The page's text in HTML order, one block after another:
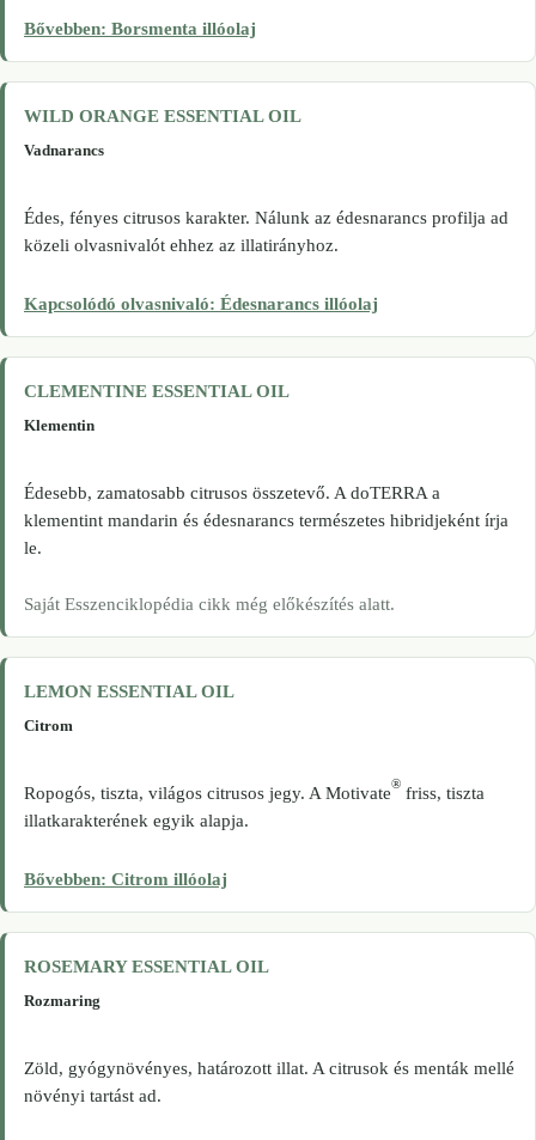
Bővebben: Borsmenta illóolaj
WILD ORANGE ESSENTIAL OIL
Vadnarancs
Édes, fényes citrusos karakter. Nálunk az édesnarancs profilja ad
közeli olvasnivalót ehhez az illatirányhoz.
Kapcsolódó olvasnivaló: Édesnarancs illóolaj
CLEMENTINE ESSENTIAL OIL
Klementin
Édesebb, zamatosabb citrusos összetevő. A doTERRA a
klementint mandarin és édesnarancs természetes hibridjeként írja
le.
Saját Esszenciklopédia cikk még előkészítés alatt.
LEMON ESSENTIAL OIL
Citrom
Ropogós, tiszta, világos citrusos jegy. A Motivate® friss, tiszta
illatkarakterének egyik alapja.
Bővebben: Citrom illóolaj
ROSEMARY ESSENTIAL OIL
Rozmaring
Zöld, gyógynövényes, határozott illat. A citrusok és menták mellé
növényi tartást ad.